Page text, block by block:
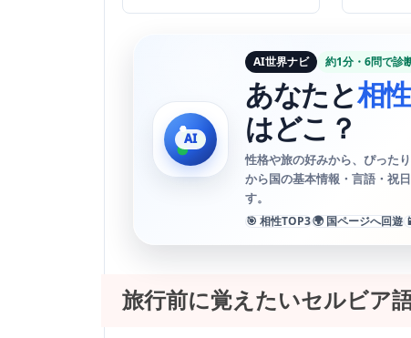
AI世界ナビ 約1分・6問で診
あなたと相
はどこ？
性格や旅の好みから、ぴった
から国の基本情報・言語・祝
す。
🎯 相性TOP3🌍 国ページへ回遊
旅行前に覚えたいセルビア